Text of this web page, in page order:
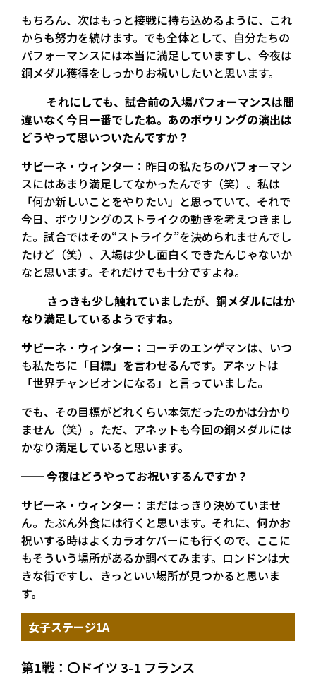
もちろん、次はもっと接戦に持ち込めるように、これ
からも努力を続けます。でも全体として、自分たちの
パフォーマンスには本当に満足していますし、今夜は
銅メダル獲得をしっかりお祝いしたいと思います。
── それにしても、試合前の入場パフォーマンスは間
違いなく今日一番でしたね。あのボウリングの演出は
どうやって思いついたんですか？
サビーネ・ウィンター： 昨日の私たちのパフォーマン
スにはあまり満足してなかったんです（笑）。私は
「何か新しいことをやりたい」と思っていて、それで
今日、ボウリングのストライクの動きを考えつきまし
た。試合ではその“ストライク”を決められませんでし
たけど（笑）、入場は少し面白くできたんじゃないか
なと思います。それだけでも十分ですよね。
── さっきも少し触れていましたが、銅メダルにはか
なり満足しているようですね。
サビーネ・ウィンター： コーチのエンゲマンは、いつ
も私たちに「目標」を言わせるんです。アネットは
「世界チャンピオンになる」と言っていました。
でも、その目標がどれくらい本気だったのかは分かり
ません（笑）。ただ、アネットも今回の銅メダルには
かなり満足していると思います。
── 今夜はどうやってお祝いするんですか？
サビーネ・ウィンター： まだはっきり決めていませ
ん。たぶん外食には行くと思います。それに、何かお
祝いする時はよくカラオケバーにも行くので、ここに
もそういう場所があるか調べてみます。ロンドンは大
きな街ですし、きっといい場所が見つかると思いま
す。
女子ステージ1A
第1戦：〇ドイツ 3-1 フランス